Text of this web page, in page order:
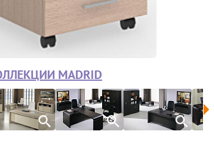
MADRID